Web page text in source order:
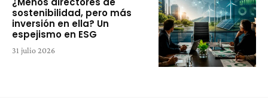
sostenibilidad, pero más
inversión en ella? Un
espejismo en ESG
31 julio 2026